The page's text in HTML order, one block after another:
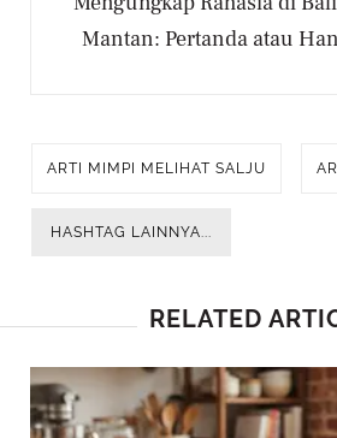
Mantan: Pertanda atau
ARTI MIMPI MELIHAT SALJU
HASHTAG LAINNYA...
RELATED